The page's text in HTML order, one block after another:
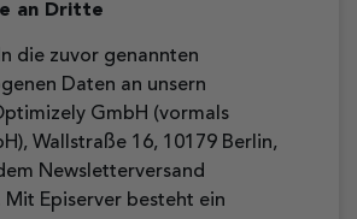
an Dritte
die zuvor genannten
Daten an unsern
GmbH (vormals
Wallstraße 16, 10179 Berlin,
Newsletterversand
Episerver besteht ein